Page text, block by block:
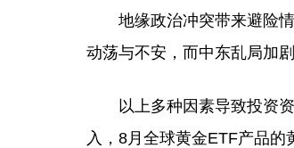
地缘政治冲突带来避险情
动荡与不安，而中东乱局加
以上多种因素导致投资资
入，8月全球黄金ETF产品